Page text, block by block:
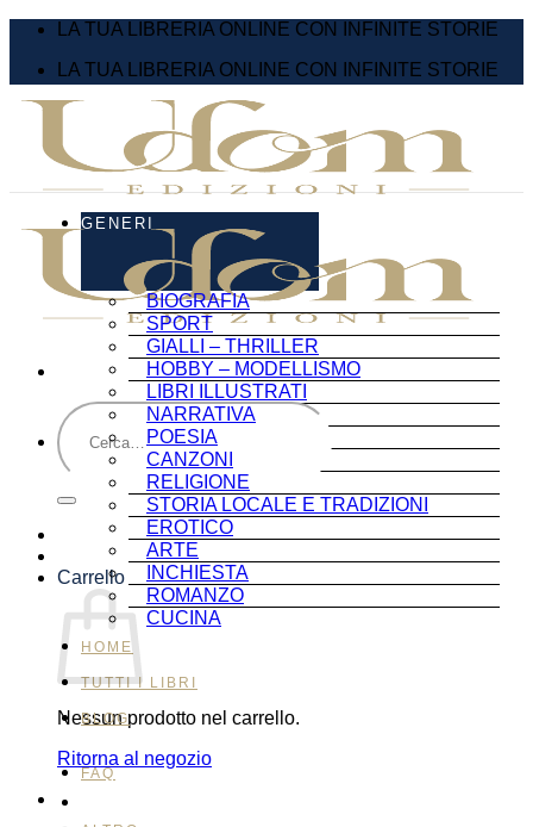
Salta
contenuti
LA TUA LIBRERIA ONLINE CON INFINITE STORIE
LA TUA LIBRERIA ONLINE CON INFINITE STORIE
Cerca:
Carrello
Nessun prodotto nel carrello.
Ritorna al negozio
GENERI
BIOGRAFIA
SPORT
GIALLI – THRILLER
HOBBY – MODELLISMO
LIBRI ILLUSTRATI
NARRATIVA
POESIA
CANZONI
RELIGIONE
STORIA LOCALE E TRADIZIONI
EROTICO
ARTE
INCHIESTA
ROMANZO
CUCINA
HOME
TUTTI I LIBRI
BLOG
FAQ